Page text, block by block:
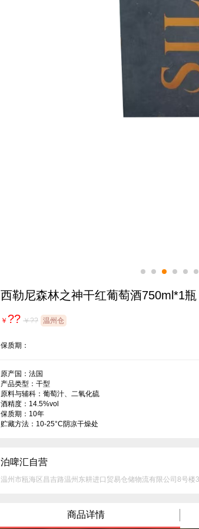
西勒尼森林之神干红葡萄酒750ml*1瓶
￥ ?? ￥?? 温州仓
保质期：
原产国：法国
产品类型：干型
原料与辅科：葡萄汁、二氧化硫
酒精度：14.5%vol
保质期：10年
贮藏方法：10-25°C阴凉干燥处
泊啤汇自营
温州市瓯海区昌吉路温州东耕进口贸易仓储物流有限公司8号楼
商品详情